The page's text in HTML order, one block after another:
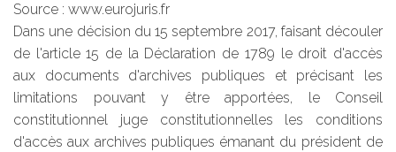
Source : www.eurojuris.fr
Dans une décision du 15 septembre 2017, faisant découler
de l'article 15 de la Déclaration de 1789 le droit d'accès
aux documents d'archives publiques et précisant les
limitations pouvant y être apportées, le Conseil
constitutionnel juge constitutionnelles les conditions
d'accès aux archives publiques émanant du président de